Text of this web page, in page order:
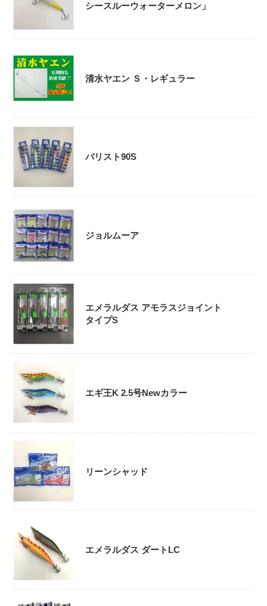
シースルーウォーターメロン」
清水ヤエン Ｓ・レギュラー
バリスト90S
ジョルムーア
エメラルダス アモラスジョイント
タイプS
エギ王K 2.5号Newカラー
リーンシャッド
エメラルダス ダートLC